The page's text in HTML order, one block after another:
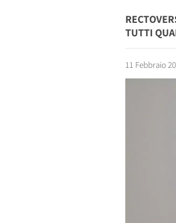
TUTTI
11 Febbraio